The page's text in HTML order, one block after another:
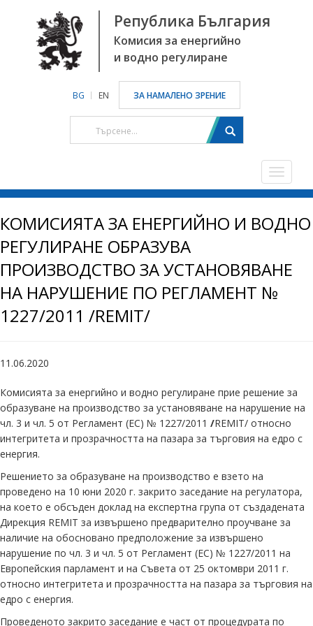
Република България
Комисия за енергийно
и водно регулиране
BG EN ЗА НАМАЛЕНО ЗРЕНИЕ
Toggle
КОМИСИЯТА ЗА ЕНЕРГИЙНО И ВОДНО
РЕГУЛИРАНЕ ОБРАЗУВА
ПРОИЗВОДСТВО ЗА УСТАНОВЯВАНЕ
НА НАРУШЕНИЕ ПО РЕГЛАМЕНТ №
1227/2011 /REMIT/
11.06.2020
Комисията за енергийно и водно регулиране прие решение за
образуване на производство за установяване на нарушение на
чл. 3 и чл. 5 от Регламент (ЕС) № 1227/2011 /REMIT/ относно
интегритета и прозрачността на пазара за търговия на едро с
енергия.
Решението за образуване на производство е взето на
проведено на 10 юни 2020 г. закрито заседание на регулатора,
на което е обсъден доклад на експертна група от създадената
Дирекция REMIT за извършено предварително проучване за
наличие на обосновано предположение за извършено
нарушение по чл. 3 и чл. 5 от Регламент (ЕС) № 1227/2011 на
Европейския парламент и на Съвета от 25 октомври 2011 г.
относно интегритета и прозрачността на пазара за търговия на
едро с енергия.
Проведеното закрито заседание е част от процедурата по